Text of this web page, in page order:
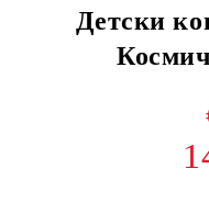
Детски